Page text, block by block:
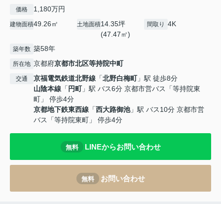
価格 1,180万円
建物面積49.26㎡ 土地面積14.35坪
(47.47㎡)
間取り 4K
築年数 築58年
所在地 京都府京都市北区等持院中町
交通 京福電気鉄道北野線 「北野白梅町」駅 徒歩8分
山陰本線 「 円町」駅 バス6分 京都市営バス「等持院東
町」 停歩4分
京都地下鉄東西線 「西大路御池」駅 バス10分 京都市営
バス「等持院東町」 停歩4分
無料 LINEからお問い合わせ
無料 お問い合わせ